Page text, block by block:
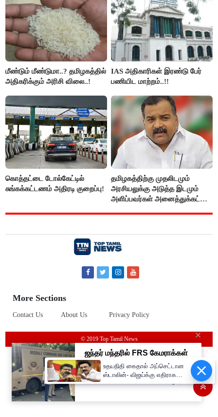
மீண்டும் மீண்டுமா..? தமிழகத்தில்
அதிகரிக்கும் அரிசி விலை..!
IAS அதிகாரிகள் இரண்டு பேர்
பணியிட மாற்றம்..!!
கொத்தட்டை டோல்கேட்டில்
சுங்கக்கட்டணம் அதிரடி குறைப்பு!
தமிழகத்திற்கு முதலிடமும்
அரசியலுக்கு அடுத்த இடமும்
அளிப்பவர்கள் அனைத்துக்கட்சி
More Sections
Contact Us About Us Privacy Policy
© 2019 Top Tamil News
உதயநிதி கைதால் அப்செட்டான
ஸ்டாலின்- விஜய்க்கு எதிராக
பாஜகவுடன் கூட்டணி அமைக்க